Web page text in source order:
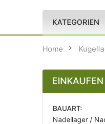
KATEGORIEN
Home
BAUART
Nadellager /